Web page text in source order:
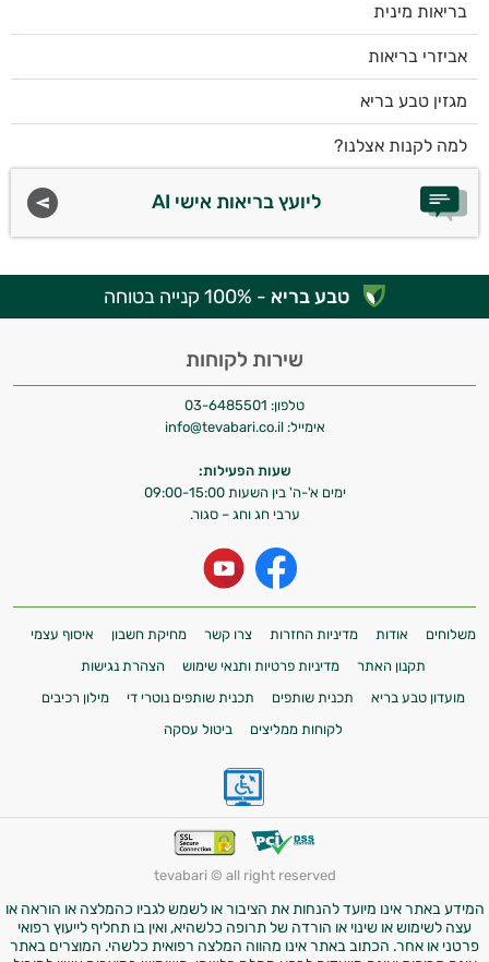
בריאות מינית
אביזרי בריאות
מגזין טבע בריא
למה לקנות אצלנו?
ליועץ בריאות אישי AI
טבע בריא - 100% קנייה בטוחה
שירות לקוחות
טלפון: 03-6485501
אימייל: info@tevabari.co.il
שעות הפעילות:
ימים א'-ה' בין השעות 09:00-15:00
ערבי חג וחג – סגור.
משלוחים אודות מדיניות החזרות צרו קשר מחיקת חשבון
איסוף עצמי
תקנון האתר
מדיניות פרטיות ותנאי שימוש
הצהרת נגישות
מועדון טבע בריא
תכנית שותפים תכנית שותפים נוטרי די
מילון רכיבים
לקוחות ממליצים
ביטול עסקה
tevabari © all right reserved
המידע באתר אינו מיועד להנחות את הציבור או לשמש לגביו כהמלצה או הוראה או
עצה לשימוש או שינוי או הורדה של תרופה כלשהיא, ואין בו תחליף לייעוץ רפואי
פרטני או אחר. הכתוב באתר אינו מהווה המלצה רפואית כלשהי. המוצרים באתר